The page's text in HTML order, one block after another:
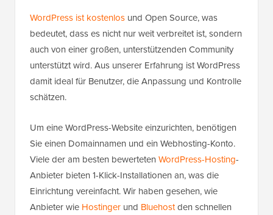
WordPress ist kostenlos und Open Source, was
bedeutet, dass es nicht nur weit verbreitet ist, sondern
auch von einer großen, unterstützenden Community
unterstützt wird. Aus unserer Erfahrung ist WordPress
damit ideal für Benutzer, die Anpassung und Kontrolle
schätzen.
Um eine WordPress-Website einzurichten, benötigen
Sie einen Domainnamen und ein Webhosting-Konto.
Viele der am besten bewerteten WordPress-Hosting-
Anbieter bieten 1-Klick-Installationen an, was die
Einrichtung vereinfacht. Wir haben gesehen, wie
Anbieter wie Hostinger und Bluehostden schnellen